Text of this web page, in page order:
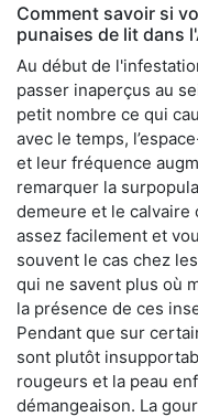
Comment savoir si
punaises de lit dans
Au début de
passer inaperçus au
petit nombre ce qui
avec le temps,
et leur fréquence
remarquer la
demeure et le calvaire
assez facilement et
souvent le cas chez
qui ne savent plus où
la présence de ces
Pendant que sur
sont plutôt
rougeurs et la peau
démangeaison. La